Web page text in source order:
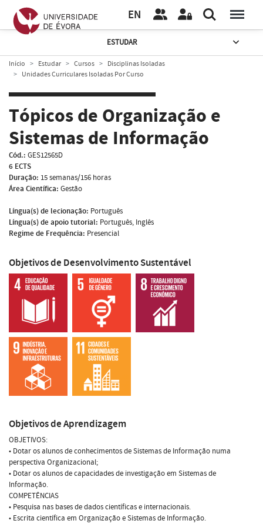
EN
ESTUDAR
Início Estudar Cursos
Disciplinas Isoladas
Unidades Curriculares Isoladas Por Curso
Tópicos de Organização e
Sistemas de Informação
Cód.: GES12565D
6 ECTS
Duração: 15 semanas/156 horas
Área Científica: Gestão
Língua(s) de lecionação: Português
Língua(s) de apoio tutorial: Português, Inglês
Regime de Frequência: Presencial
Objetivos de Desenvolvimento Sustentável
Objetivos de Aprendizagem
OBJETIVOS:
• Dotar os alunos de conhecimentos de Sistemas de Informação numa
perspectiva Organizacional;
• Dotar os alunos de capacidades de investigação em Sistemas de
Informação.
COMPETÊNCIAS
• Pesquisa nas bases de dados científicas e internacionais.
• Escrita científica em Organização e Sistemas de Informação.